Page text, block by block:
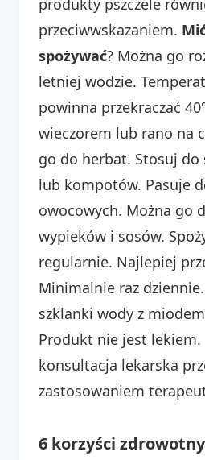
przeciwwskazaniem.
spożywać? Można go
letniej wodzie.
powinna przekraczać
wieczorem lub rano na
go do herbat. Stosuj do
lub kompotów. Pasuje
owocowych. Można go
wypieków i sosów.
regularnie. Najlepiej
Minimalnie raz
szklanki wody z
Produkt nie jest lekiem.
konsultacja lekarska
zastosowaniem
6 korzyści